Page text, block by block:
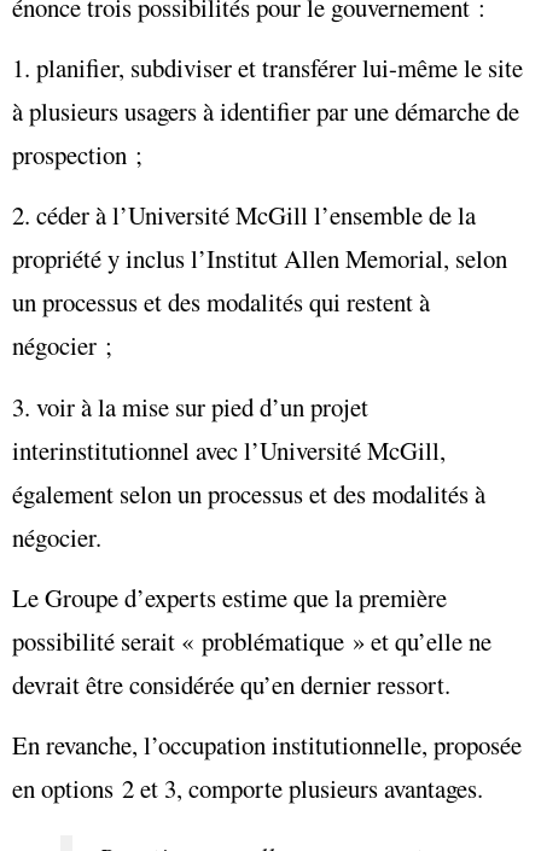
1. planifier, subdiviser et transférer lui-même le site
à plusieurs usagers à identifier par une démarche de
prospection ;
2. céder à l’Université McGill l’ensemble de la
propriété y inclus l’Institut Allen Memorial, selon
un processus et des modalités qui restent à
négocier ;
3. voir à la mise sur pied d’un projet
interinstitutionnel avec l’Université McGill,
également selon un processus et des modalités à
négocier.
Le Groupe d’experts estime que la première
possibilité serait « problématique » et qu’elle ne
devrait être considérée qu’en dernier ressort.
En revanche, l’occupation institutionnelle, proposée
en options 2 et 3, comporte plusieurs avantages.